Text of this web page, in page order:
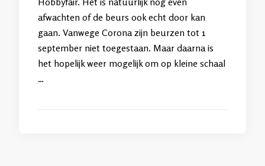
afwachten of de beurs ook echt door kan
gaan. Vanwege Corona zijn beurzen tot 1
september niet toegestaan. Maar daarna is
het hopelijk weer mogelijk om op kleine schaal
…